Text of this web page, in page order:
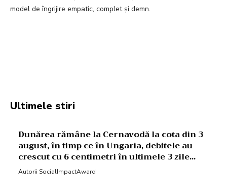
model de îngrijire empatic, complet și demn.
Ultimele stiri
Dunărea rămâne la Cernavodă la cota din 3
august, în timp ce în Ungaria, debitele au
crescut cu 6 centimetri în ultimele 3 zile...
Autorii SocialImpactAward